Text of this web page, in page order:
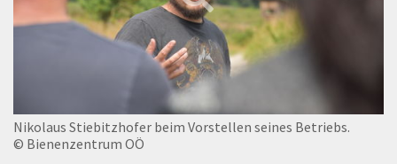
Nikolaus Stiebitzhofer beim Vorstellen seines Betriebs.
© Bienenzentrum OÖ